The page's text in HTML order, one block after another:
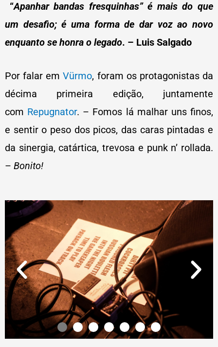
“Apanhar bandas fresquinhas” é mais do que
um desafio; é uma forma de dar voz ao novo
enquanto se honra o legado. – Luis Salgado
Por falar em Vürmo, foram os protagonistas da
décima primeira edição, juntamente
com Repugnator. – Fomos lá malhar uns finos,
e sentir o peso dos picos, das caras pintadas e
da sinergia, catártica, trevosa e punk n’ rollada.
– Bonito!